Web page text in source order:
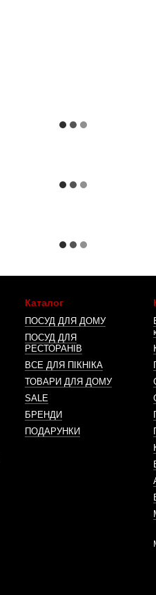
Каталог
ПОСУД ДЛЯ ДОМУ
ПОСУД ДЛЯ
РЕСТОРАНІВ
ВСЕ ДЛЯ ПІКНІКА
ТОВАРИ ДЛЯ ДОМУ
SALE
БРЕНДИ
ПОДАРУНКИ